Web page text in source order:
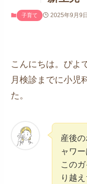
子育て 2025年9月9日
こんにちは。ぴよ
月検診までに小児
た。
産後
ャワ
この
り越